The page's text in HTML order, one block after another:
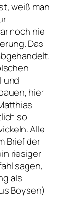
weiß man
noch nie
Das
und
hier
so
Alle
Brief der
riesiger
sagen,
als
Boysen)